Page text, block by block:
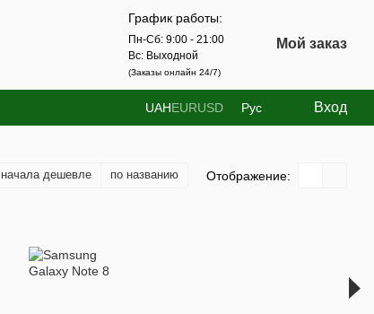
График работы:
Пн-Сб: 9:00 - 21:00
Вс: Выходной
(Заказы онлайн 24/7)
Мой заказ
UAHEURUSD Рус Вход
дешевле по названию Отображение: